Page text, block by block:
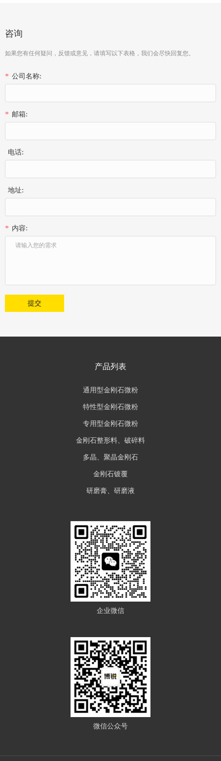
咨询
如果您有任何疑问，反馈或意见，请填写以下表格，我们会尽快回复您。
* 公司名称:
* 邮箱:
电话:
地址:
* 内容:
提交
产品列表
通用型金刚石微粉
特性型金刚石微粉
专用型金刚石微粉
金刚石整形料、破碎料
多晶、聚晶金刚石
金刚石镀覆
研磨膏、研磨液
企业微信
微信公众号